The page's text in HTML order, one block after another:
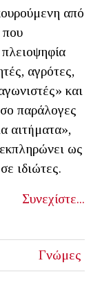
από
που
αγρότες,
και
παράλογες
αιτήματα»,
ως
ιδιώτες.
Συνεχίστε...
Γνώμες